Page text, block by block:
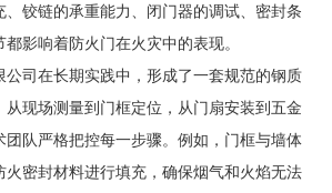
铰链的承重能力、闭门器的调试、密封条
影响着防火门在火灾中的表现。
公司在长期实践中，形成了一套规范的钢质
现场测量到门框定位，从门扇安装到五金
团队严格把控每一步骤。例如，门框与墙体
火密封材料进行填充，确保烟气和火焰无法